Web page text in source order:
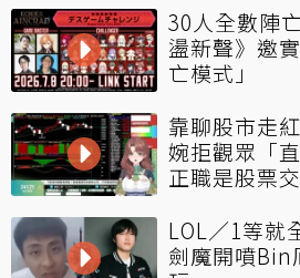
30人全數陣
盪新聲》邀
亡模式」
靠聊股市走
婉拒觀眾「
正職是股票
LOL／1等就
劍魔開噴Bin